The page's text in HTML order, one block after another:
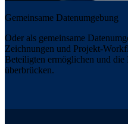
Gemeinsame Datenumgebung
Oder als gemeinsame
Zeichnungen und Projekt-
Beteiligten ermöglichen und die
überbrücken.